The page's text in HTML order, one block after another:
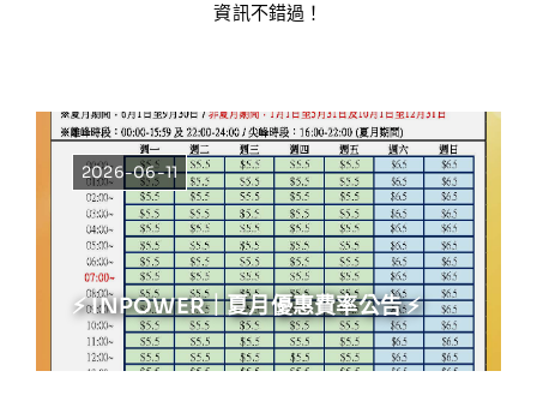
資訊不錯過！
2026-06-11
⚡ INPOWER｜夏月優惠費率公告 ⚡